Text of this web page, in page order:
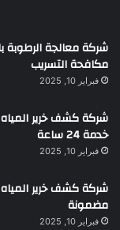
مكافحة التسريب
فبراير 10, 2025
خدمة 24 ساعة
فبراير 10, 2025
مضمونة
فبراير 10, 2025